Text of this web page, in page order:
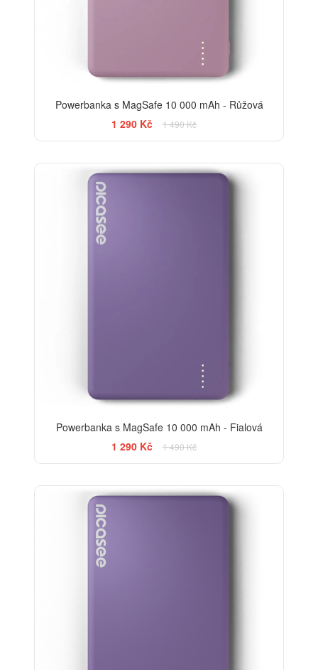
Powerbanka s MagSafe 10 000 mAh - Růžová
1 290 Kč
1 490 Kč
Powerbanka s MagSafe 10 000 mAh - Fialová
1 290 Kč
1 490 Kč